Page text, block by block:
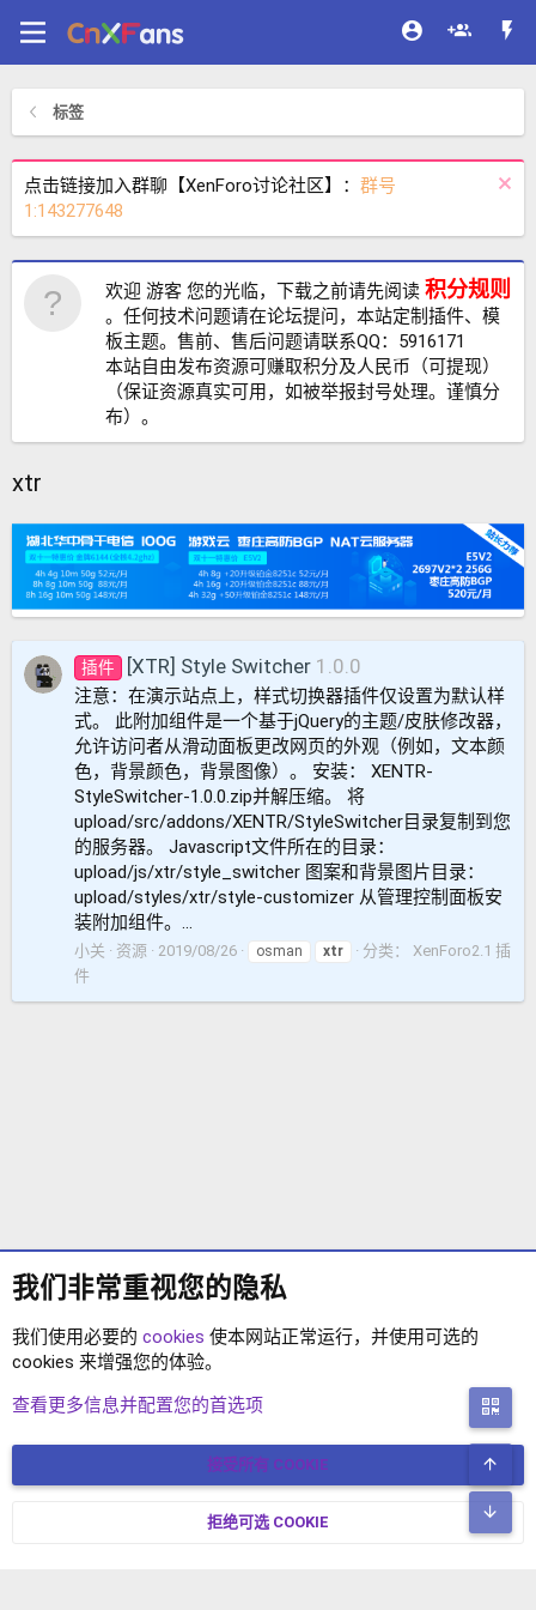
标签
点击链接加入群聊【XenForo讨论社区】： 群号
1:143277648
欢迎 游客 您的光临，下载之前请先阅读 积分规则
。任何技术问题请在论坛提问，本站定制插件、模
板主题。售前、售后问题请联系QQ：5916171
本站自由发布资源可赚取积分及人民币（可提现）
（保证资源真实可用，如被举报封号处理。谨慎分
布）。
xtr
插件 [XTR] Style Switcher 1.0.0
注意：在演示站点上，样式切换器插件仅设置为默认样
式。 此附加组件是一个基于jQuery的主题/皮肤修改器，
允许访问者从滑动面板更改网页的外观（例如，文本颜
色，背景颜色，背景图像）。 安装： XENTR-
StyleSwitcher-1.0.0.zip并解压缩。 将
upload/src/addons/XENTR/StyleSwitcher目录复制到您
的服务器。 Javascript文件所在的目录：
upload/js/xtr/style_switcher 图案和背景图片目录：
upload/styles/xtr/style-customizer 从管理控制面板安
装附加组件。...
小关 资源 2019/08/26 osman xtr 分类： XenForo2.1 插
件
简体中文 联系我们
© COPYRIGHT 2017-2026 XENFORO中文社区 版权所有 冀ICP备
我们非常重视您的隐私
我们使用必要的 cookies 使本网站正常运行，并使用可选的
cookies 来增强您的体验。
查看更多信息并配置您的首选项
接受所有 COOKIE
拒绝可选 COOKIE